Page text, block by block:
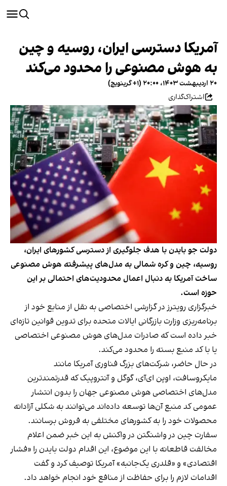
آمریکا دسترسی ایران، روسیه و چین
به هوش مصنوعی را محدود می‌کند
۲۰ اردیبهشت ۱۴۰۳، ۲۰:۰۰ (‎+۱ گرینویچ)
اشتراک‌گذاری
دولت جو بایدن با هدف جلوگیری از دسترسی کشورهای ایران،
روسیه، چین و کره شمالی به مدل‌های پیشرفته هوش مصنوعی
ساخت آمریکا به دنبال اعمال محدودیت‌های احتمالی بر این
حوزه است.
خبرگزاری رویترز درگزارشی اختصاصی به نقل از منابع خود از
برنامه‌ریزی وزارت بازرگانی ایالات متحده برای تدوین قوانین تازه‌ای
خبر داده است که صادرات مدل‌های هوش مصنوعی اختصاصی
یا با کد منبع بسته را محدود می‌کند.
در حال حاضر، شرکت‌های بزرگ فناوری آمریکا مانند
مایکروسافت، اوپن ای‌آی، گوگل و آنتروپیک که قدرتمندترین
مدل‌های اختصاصی هوش مصنوعی جهان را بدون انتشار
عمومی کد منبع آن‌ها توسعه داده‌اند می‌توانند به شکلی آزادانه
محصولات خود را به کشورهای مختلفی به فروش برسانند.
سفارت چین در واشنگتن در واکنش به این خبر ضمن اعلام
مخالفت قاطعانه با این موضوع، این اقدام دولت بایدن را «فشار
اقتصادی» و «قلدری یک‌جانبه» آمریکا توصیف کرد و گفت
اقدامات لازم را برای حفاظت از منافع خود انجام خواهد داد.